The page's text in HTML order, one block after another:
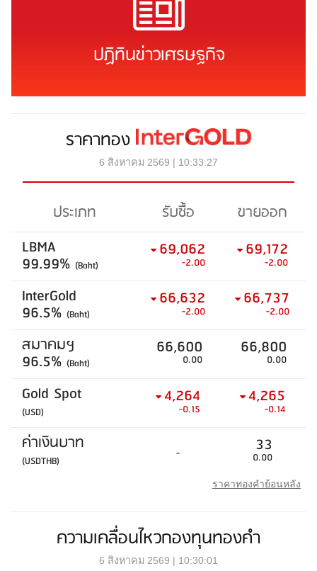
ปฏิทินข่าวเศรษฐกิจ
ราคาทอง
6 สิงหาคม 2569 | 10:33:27
ประเภท รับซื้อ
ขายออก
LBMA
99.99% (Baht)
69,062
-2.00
69,172
-2.00
InterGold
96.5% (Baht)
66,632
-2.00
66,737
-2.00
สมาคมฯ
96.5% (Baht)
66,600
0.00
66,800
0.00
Gold Spot
(USD)
4,264
-0.15
4,265
-0.14
ค่าเงินบาท
(USDTHB) - 33
0.00
ราคาทองคำย้อนหลัง
ความเคลื่อนไหวกองทุนทองคำ
6 สิงหาคม 2569 | 10:30:01